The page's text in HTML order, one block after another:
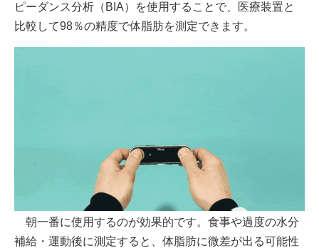
ピーダンス分析（BIA）を使用することで、医療装置と
比較して98％の精度で体脂肪を測定できます。
朝一番に使用するのが効果的です。食事や過度の水分
補給・運動後に測定すると、体脂肪に微差が出る可能性